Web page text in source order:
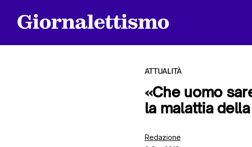
ATTUALITÀ
«Che uomo
la malattia
Redazione